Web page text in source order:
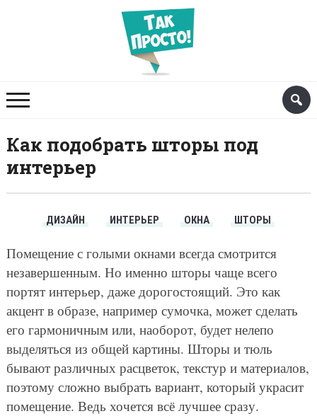
Как подобрать шторы под
интерьер
ДИЗАЙН ИНТЕРЬЕР ОКНА ШТОРЫ
Помещение с голыми окнами всегда смотрится
незавершенным. Но именно шторы чаще всего
портят интерьер, даже дорогостоящий. Это как
акцент в образе, например сумочка, может сделать
его гармоничным или, наоборот, будет нелепо
выделяться из общей картины. Шторы и тюль
бывают различных расцветок, текстур и материалов,
поэтому сложно выбрать вариант, который украсит
помещение. Ведь хочется всё лучшее сразу.